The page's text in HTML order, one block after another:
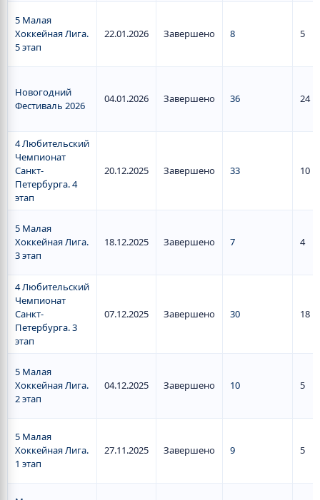
5 Малая
Хоккейная Лига.
5 этап
22.01.2026 Завершено 8 5
Новогодний
Фестиваль 2026
04.01.2026 Завершено 36 24
4 Любительский
Чемпионат
Санкт-
Петербурга. 4
этап
20.12.2025 Завершено 33 10
5 Малая
Хоккейная Лига.
3 этап
18.12.2025 Завершено 7 4
4 Любительский
Чемпионат
Санкт-
Петербурга. 3
этап
07.12.2025 Завершено 30 18
5 Малая
Хоккейная Лига.
2 этап
04.12.2025 Завершено 10 5
5 Малая
Хоккейная Лига.
1 этап
27.11.2025 Завершено 9 5